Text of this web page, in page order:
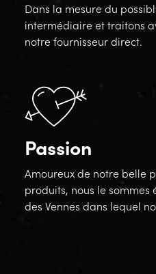
Dans la mesure du
intermédiaire et traitons
notre fournisseur direct.
Passion
Amoureux de notre belle
produits, nous le
des Vennes dans lequel